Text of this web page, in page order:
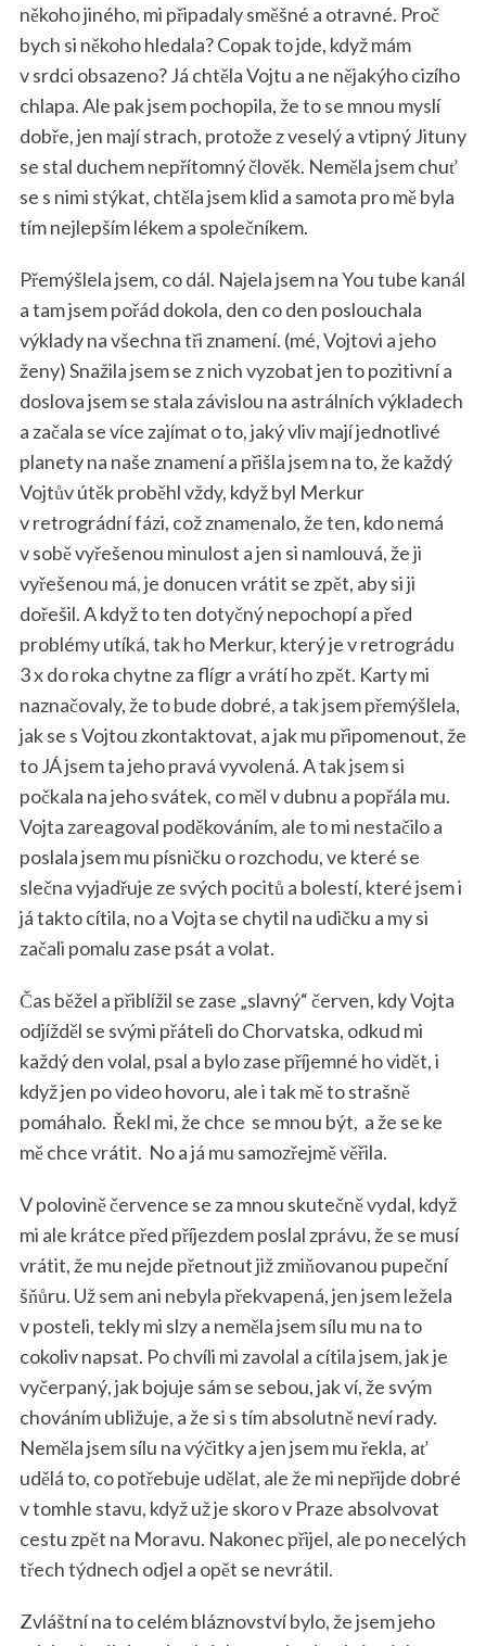
někoho jiného, mi připadaly směšné a otravné. Proč
bych si někoho hledala? Copak to jde, když mám
v srdci obsazeno? Já chtěla Vojtu a ne nějakýho cizího
chlapa. Ale pak jsem pochopila, že to se mnou myslí
dobře, jen mají strach, protože z veselý a vtipný Jituny
se stal duchem nepřítomný člověk. Neměla jsem chuť
se s nimi stýkat, chtěla jsem klid a samota pro mě byla
tím nejlepším lékem a společníkem.
Přemýšlela jsem, co dál. Najela jsem na You tube kanál
a tam jsem pořád dokola, den co den poslouchala
výklady na všechna tři znamení. (mé, Vojtovi a jeho
ženy) Snažila jsem se z nich vyzobat jen to pozitivní a
doslova jsem se stala závislou na astrálních výkladech
a začala se více zajímat o to, jaký vliv mají jednotlivé
planety na naše znamení a přišla jsem na to, že každý
Vojtův útěk proběhl vždy, když byl Merkur
v retrográdní fázi, což znamenalo, že ten, kdo nemá
v sobě vyřešenou minulost a jen si namlouvá, že ji
vyřešenou má, je donucen vrátit se zpět, aby si ji
dořešil. A když to ten dotyčný nepochopí a před
problémy utíká, tak ho Merkur, který je v retrográdu
3 x do roka chytne za flígr a vrátí ho zpět. Karty mi
naznačovaly, že to bude dobré, a tak jsem přemýšlela,
jak se s Vojtou zkontaktovat, a jak mu připomenout, že
to JÁ jsem ta jeho pravá vyvolená. A tak jsem si
počkala na jeho svátek, co měl v dubnu a popřála mu.
Vojta zareagoval poděkováním, ale to mi nestačilo a
poslala jsem mu písničku o rozchodu, ve které se
slečna vyjadřuje ze svých pocitů a bolestí, které jsem i
já takto cítila, no a Vojta se chytil na udičku a my si
začali pomalu zase psát a volat.
Čas běžel a přiblížil se zase „slavný“ červen, kdy Vojta
odjížděl se svými přáteli do Chorvatska, odkud mi
každý den volal, psal a bylo zase příjemné ho vidět, i
když jen po video hovoru, ale i tak mě to strašně
pomáhalo. Řekl mi, že chce se mnou být, a že se ke
mě chce vrátit. No a já mu samozřejmě věřila.
V polovině července se za mnou skutečně vydal, když
mi ale krátce před příjezdem poslal zprávu, že se musí
vrátit, že mu nejde přetnout již zmiňovanou pupeční
šňůru. Už sem ani nebyla překvapená, jen jsem ležela
v posteli, tekly mi slzy a neměla jsem sílu mu na to
cokoliv napsat. Po chvíli mi zavolal a cítila jsem, jak je
vyčerpaný, jak bojuje sám se sebou, jak ví, že svým
chováním ubližuje, a že si s tím absolutně neví rady.
Neměla jsem sílu na výčitky a jen jsem mu řekla, ať
udělá to, co potřebuje udělat, ale že mi nepřijde dobré
v tomhle stavu, když už je skoro v Praze absolvovat
cestu zpět na Moravu. Nakonec přijel, ale po necelých
třech týdnech odjel a opět se nevrátil.
Zvláštní na to celém bláznovství bylo, že jsem jeho